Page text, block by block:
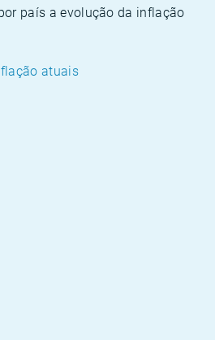
país a evolução da inflação
atuais